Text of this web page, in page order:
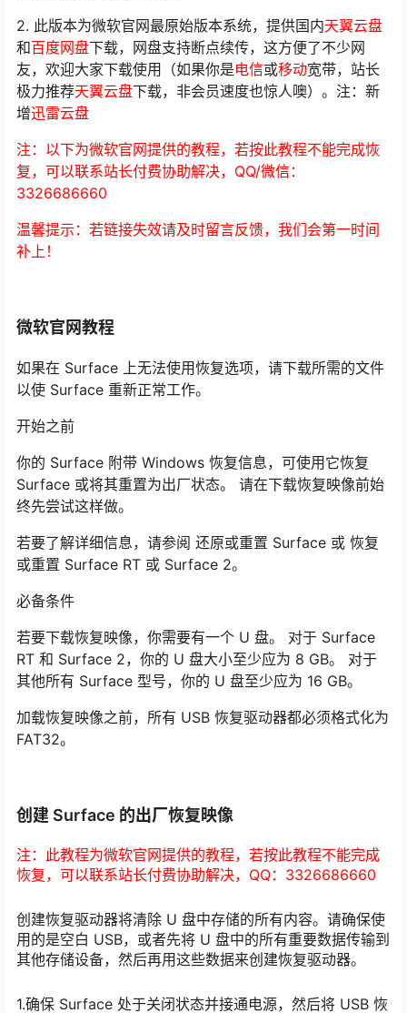
2. 此版本为微软官网最原始版本系统，提供国内天翼云盘
和百度网盘下载，网盘支持断点续传，这方便了不少网
友，欢迎大家下载使用（如果你是电信或移动宽带，站长
极力推荐天翼云盘下载，非会员速度也惊人噢）。注：新
增迅雷云盘
注：以下为微软官网提供的教程，若按此教程不能完成恢
复，可以联系站长付费协助解决，QQ/微信：
3326686660
温馨提示：若链接失效请及时留言反馈，我们会第一时间
补上！
微软官网教程
如果在 Surface 上无法使用恢复选项，请下载所需的文件
以使 Surface 重新正常工作。
开始之前
你的 Surface 附带 Windows 恢复信息，可使用它恢复
Surface 或将其重置为出厂状态。 请在下载恢复映像前始
终先尝试这样做。
若要了解详细信息，请参阅 还原或重置 Surface 或 恢复
或重置 Surface RT 或 Surface 2。
必备条件
若要下载恢复映像，你需要有一个 U 盘。 对于 Surface
RT 和 Surface 2，你的 U 盘大小至少应为 8 GB。 对于
其他所有 Surface 型号，你的 U 盘至少应为 16 GB。
加载恢复映像之前，所有 USB 恢复驱动器都必须格式化为
FAT32。
创建 Surface 的出厂恢复映像
注：此教程为微软官网提供的教程，若按此教程不能完成
恢复，可以联系站长付费协助解决，QQ：3326686660
创建恢复驱动器将清除 U 盘中存储的所有内容。请确保使
用的是空白 USB，或者先将 U 盘中的所有重要数据传输到
其他存储设备，然后再用这些数据来创建恢复驱动器。
1.确保 Surface 处于关闭状态并接通电源，然后将 USB 恢